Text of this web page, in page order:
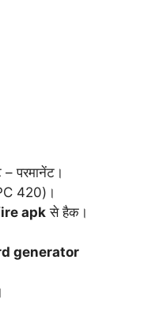
परमानेंट।
420)।
apkसे हैक।
generator